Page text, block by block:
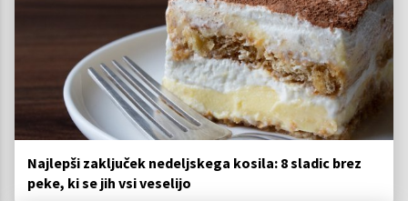
Najlepši zaključek nedeljskega kosila: 8 sladic brez
peke, ki se jih vsi veselijo